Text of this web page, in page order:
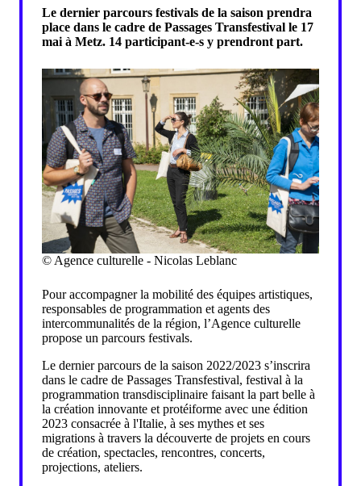
Le dernier parcours festivals de la saison prendra
place dans le cadre de Passages Transfestival le 17
mai à Metz. 14 participant-e-s y prendront part.
© Agence culturelle - Nicolas Leblanc
Pour accompagner la mobilité des équipes artistiques,
responsables de programmation et agents des
intercommunalités de la région, l’Agence culturelle
propose un parcours festivals.
Le dernier parcours de la saison 2022/2023 s’inscrira
dans le cadre de Passages Transfestival, festival à la
programmation transdisciplinaire faisant la part belle à
la création innovante et protéiforme avec une édition
2023 consacrée à l'Italie, à ses mythes et ses
migrations à travers la découverte de projets en cours
de création, spectacles, rencontres, concerts,
projections, ateliers.